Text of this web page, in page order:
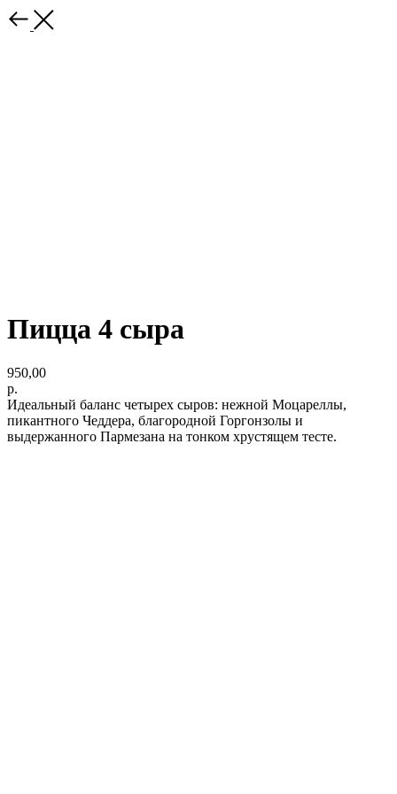
Пицца 4 сыра
950,00
р.
Идеальный баланс четырех сыров: нежной Моцареллы,
пикантного Чеддера, благородной Горгонзолы и
выдержанного Пармезана на тонком хрустящем тесте.